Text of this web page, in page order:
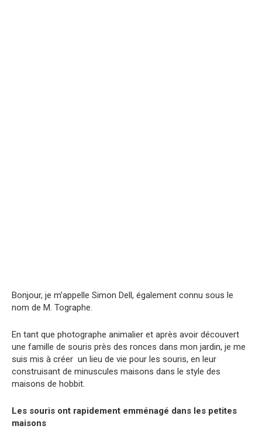
Bonjour, je m’appelle Simon Dell, également connu sous le
nom de M. Tographe.
En tant que photographe animalier et après avoir découvert
une famille de souris près des ronces dans mon jardin, je me
suis mis à créer un lieu de vie pour les souris, en leur
construisant de minuscules maisons dans le style des
maisons de hobbit.
Les souris ont rapidement emménagé dans les petites
maisons